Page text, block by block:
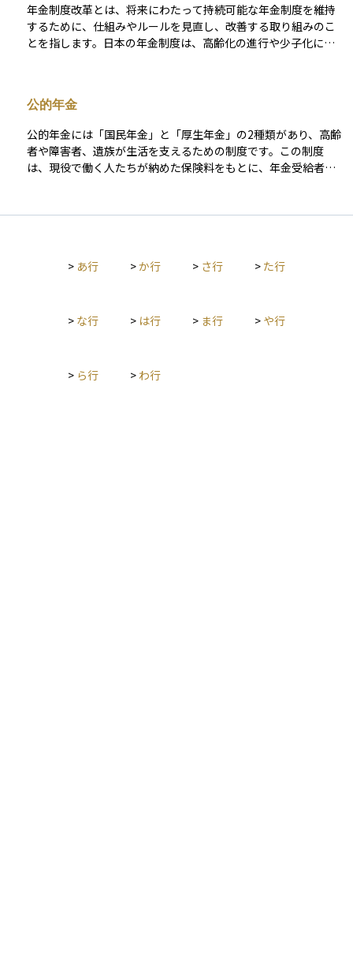
年金制度改革とは、将来にわたって持続可能な年金制度を維持
するために、仕組みやルールを見直し、改善する取り組みのこ
とを指します。日本の年金制度は、高齢化の進行や少子化によ
整方法を見直したり、加入期間の柔軟化を進めたりするなどの
改革が行われています。 資産運用の観点では、公的年金だけに
頼るのではなく、自助努力としての資産形成の重要性が高まる
きっかけにもなっています。投資初心者にとっては、「老後の
生活費をまかなう公的年金の仕組みが、時代の変化に合わせて
公的年金
公的年金には「国民年金」と「厚生年金」の2種類があり、高齢
者や障害者、遺族が生活を支えるための制度です。この制度
は、現役で働く人たちが納めた保険料をもとに、年金受給者に
度です。保険料を一定期間（原則10年以上）納めると、65歳か
や遺族基礎年金を受け取ることができます。 厚生年金は、会社
来の年金額も増えます。そのため、厚生年金に加入している人
病気や事故で障害を負った人や、家計を支える人を亡くした遺
> あ行 >か行 > さ行 > た行
> な行 > は行 > ま行 > や行
> ら行 > わ行